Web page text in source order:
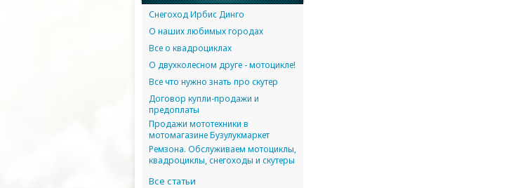
Снегоход Ирбис Динго
О наших любимых городах
Все о квадроциклах
О двухколесном друге - мотоцикле!
Все что нужно знать про скутер
Договор купли-продажи и
предоплаты
Продажи мототехники в
мотомагазине Бузулукмаркет
Ремзона. Обслуживаем мотоциклы,
квадроциклы, снегоходы и скутеры
Все статьи